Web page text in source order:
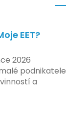
EET?
2026
a